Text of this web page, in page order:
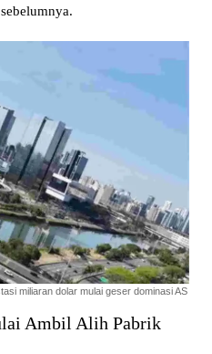
miliaran dolar mulai geser dominasi AS
Ambil Alih Pabrik